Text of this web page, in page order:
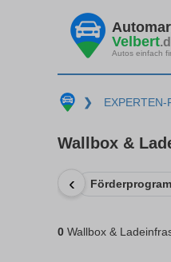
Velbert
Autos einfach
❯ EXPERTEN-
Wallbox &
‹
0 Wallbox &